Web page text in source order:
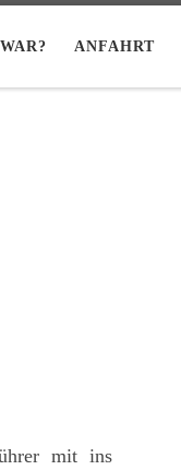
ANFAHRT
mit ins